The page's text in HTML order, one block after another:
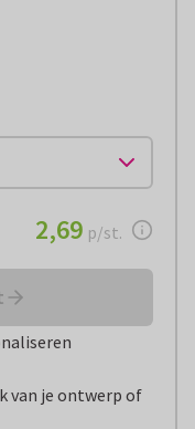
€ 2,69per stuk
2,69 p/st.
van je ontwerp of